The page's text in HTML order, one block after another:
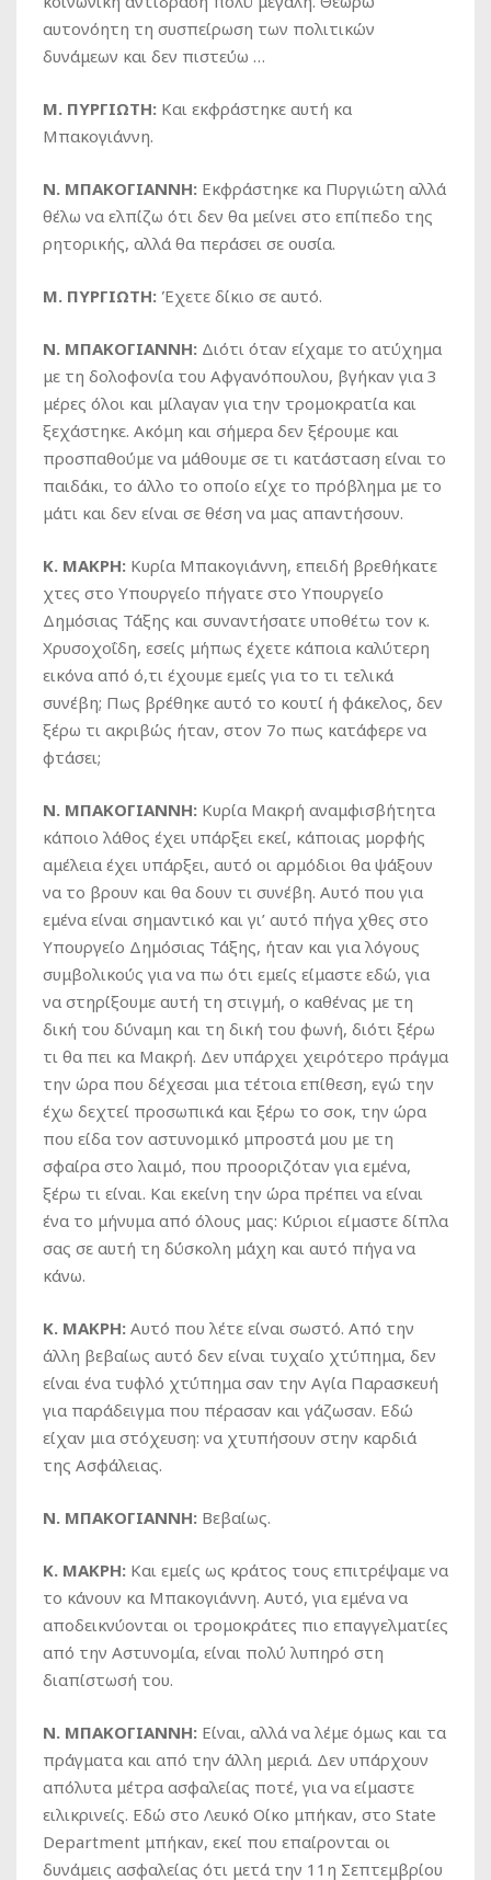
αυτονόητη τη συσπείρωση των πολιτικών
δυνάμεων και δεν πιστεύω …
Μ. ΠΥΡΓΙΩΤΗ: Και εκφράστηκε αυτή κα
Μπακογιάννη.
Ν. ΜΠΑΚΟΓΙΑΝΝΗ: Εκφράστηκε κα Πυργιώτη αλλά
θέλω να ελπίζω ότι δεν θα μείνει στο επίπεδο της
ρητορικής, αλλά θα περάσει σε ουσία.
Μ. ΠΥΡΓΙΩΤΗ: Έχετε δίκιο σε αυτό.
Ν. ΜΠΑΚΟΓΙΑΝΝΗ: Διότι όταν είχαμε το ατύχημα
με τη δολοφονία του Αφγανόπουλου, βγήκαν για 3
μέρες όλοι και μίλαγαν για την τρομοκρατία και
ξεχάστηκε. Ακόμη και σήμερα δεν ξέρουμε και
προσπαθούμε να μάθουμε σε τι κατάσταση είναι το
παιδάκι, το άλλο το οποίο είχε το πρόβλημα με το
μάτι και δεν είναι σε θέση να μας απαντήσουν.
Κ. ΜΑΚΡΗ: Κυρία Μπακογιάννη, επειδή βρεθήκατε
χτες στο Υπουργείο πήγατε στο Υπουργείο
Δημόσιας Τάξης και συναντήσατε υποθέτω τον κ.
Χρυσοχοΐδη, εσείς μήπως έχετε κάποια καλύτερη
εικόνα από ό,τι έχουμε εμείς για το τι τελικά
συνέβη; Πως βρέθηκε αυτό το κουτί ή φάκελος, δεν
ξέρω τι ακριβώς ήταν, στον 7ο πως κατάφερε να
φτάσει;
Ν. ΜΠΑΚΟΓΙΑΝΝΗ: Κυρία Μακρή αναμφισβήτητα
κάποιο λάθος έχει υπάρξει εκεί, κάποιας μορφής
αμέλεια έχει υπάρξει, αυτό οι αρμόδιοι θα ψάξουν
να το βρουν και θα δουν τι συνέβη. Αυτό που για
εμένα είναι σημαντικό και γι’ αυτό πήγα χθες στο
Υπουργείο Δημόσιας Τάξης, ήταν και για λόγους
συμβολικούς για να πω ότι εμείς είμαστε εδώ, για
να στηρίξουμε αυτή τη στιγμή, ο καθένας με τη
δική του δύναμη και τη δική του φωνή, διότι ξέρω
τι θα πει κα Μακρή. Δεν υπάρχει χειρότερο πράγμα
την ώρα που δέχεσαι μια τέτοια επίθεση, εγώ την
έχω δεχτεί προσωπικά και ξέρω το σοκ, την ώρα
που είδα τον αστυνομικό μπροστά μου με τη
σφαίρα στο λαιμό, που προοριζόταν για εμένα,
ξέρω τι είναι. Και εκείνη την ώρα πρέπει να είναι
ένα το μήνυμα από όλους μας: Κύριοι είμαστε δίπλα
σας σε αυτή τη δύσκολη μάχη και αυτό πήγα να
κάνω.
Κ. ΜΑΚΡΗ: Αυτό που λέτε είναι σωστό. Από την
άλλη βεβαίως αυτό δεν είναι τυχαίο χτύπημα, δεν
είναι ένα τυφλό χτύπημα σαν την Αγία Παρασκευή
για παράδειγμα που πέρασαν και γάζωσαν. Εδώ
είχαν μια στόχευση: να χτυπήσουν στην καρδιά
της Ασφάλειας.
Ν. ΜΠΑΚΟΓΙΑΝΝΗ: Βεβαίως.
Κ. ΜΑΚΡΗ: Και εμείς ως κράτος τους επιτρέψαμε να
το κάνουν κα Μπακογιάννη. Αυτό, για εμένα να
αποδεικνύονται οι τρομοκράτες πιο επαγγελματίες
από την Αστυνομία, είναι πολύ λυπηρό στη
διαπίστωσή του.
Ν. ΜΠΑΚΟΓΙΑΝΝΗ: Είναι, αλλά να λέμε όμως και τα
πράγματα και από την άλλη μεριά. Δεν υπάρχουν
απόλυτα μέτρα ασφαλείας ποτέ, για να είμαστε
ειλικρινείς. Εδώ στο Λευκό Οίκο μπήκαν, στο State
Department μπήκαν, εκεί που επαίρονται οι
δυνάμεις ασφαλείας ότι μετά την 11η Σεπτεμβρίου